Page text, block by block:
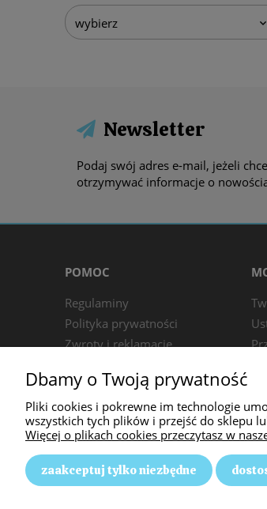
Newsletter
Podaj swój adres e-mail, jeżeli
otrzymywać informacje o
POMOC
Regulaminy
Polityka prywatności
Zwroty i reklamacje
Animal Passion | ul. Słoneczna
Dbamy o Twoją prywatność
Pliki cookies i pokrewne im technologie
wszystkich tych plików i przejść do sklepu
Więcej o plikach cookies przeczytasz w
zaakceptuj tylko niezbędne